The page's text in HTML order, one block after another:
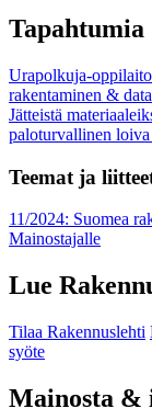
Tapahtumia
Urapolkuja-
rakentaminen & data
Jätteistä
paloturvallinen
Teemat ja
11/2024: Suomea
Mainostajalle
Lue
Tilaa Rakennuslehti
syöte
Mainosta &